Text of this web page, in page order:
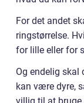
For det andet
ringstørrelse.
for lille eller for
Og endelig skal
kan være dyre,